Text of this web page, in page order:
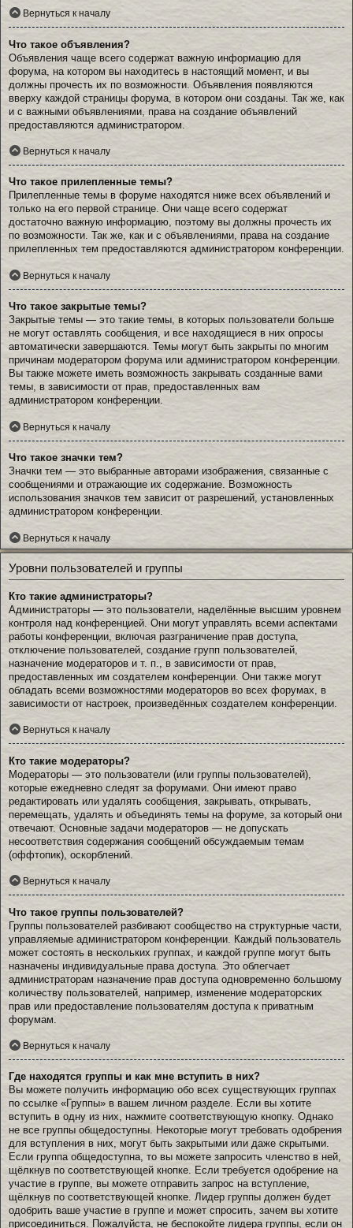
Вернуться к началу
Что такое объявления?
Объявления чаще всего содержат важную информацию для
форума, на котором вы находитесь в настоящий момент, и вы
должны прочесть их по возможности. Объявления появляются
вверху каждой страницы форума, в котором они созданы. Так же, как
и с важными объявлениями, права на создание объявлений
предоставляются администратором.
Вернуться к началу
Что такое прилепленные темы?
Прилепленные темы в форуме находятся ниже всех объявлений и
только на его первой странице. Они чаще всего содержат
достаточно важную информацию, поэтому вы должны прочесть их
по возможности. Так же, как и с объявлениями, права на создание
прилепленных тем предоставляются администратором конференции.
Вернуться к началу
Что такое закрытые темы?
Закрытые темы — это такие темы, в которых пользователи больше
не могут оставлять сообщения, и все находящиеся в них опросы
автоматически завершаются. Темы могут быть закрыты по многим
причинам модератором форума или администратором конференции.
Вы также можете иметь возможность закрывать созданные вами
темы, в зависимости от прав, предоставленных вам
администратором конференции.
Вернуться к началу
Что такое значки тем?
Значки тем — это выбранные авторами изображения, связанные с
сообщениями и отражающие их содержание. Возможность
использования значков тем зависит от разрешений, установленных
администратором конференции.
Вернуться к началу
Уровни пользователей и группы
Кто такие администраторы?
Администраторы — это пользователи, наделённые высшим уровнем
контроля над конференцией. Они могут управлять всеми аспектами
работы конференции, включая разграничение прав доступа,
отключение пользователей, создание групп пользователей,
назначение модераторов и т. п., в зависимости от прав,
предоставленных им создателем конференции. Они также могут
обладать всеми возможностями модераторов во всех форумах, в
зависимости от настроек, произведённых создателем конференции.
Вернуться к началу
Кто такие модераторы?
Модераторы — это пользователи (или группы пользователей),
которые ежедневно следят за форумами. Они имеют право
редактировать или удалять сообщения, закрывать, открывать,
перемещать, удалять и объединять темы на форуме, за который они
отвечают. Основные задачи модераторов — не допускать
несоответствия содержания сообщений обсуждаемым темам
(оффтопик), оскорблений.
Вернуться к началу
Что такое группы пользователей?
Группы пользователей разбивают сообщество на структурные части,
управляемые администратором конференции. Каждый пользователь
может состоять в нескольких группах, и каждой группе могут быть
назначены индивидуальные права доступа. Это облегчает
администраторам назначение прав доступа одновременно большому
количеству пользователей, например, изменение модераторских
прав или предоставление пользователям доступа к приватным
форумам.
Вернуться к началу
Где находятся группы и как мне вступить в них?
Вы можете получить информацию обо всех существующих группах
по ссылке «Группы» в вашем личном разделе. Если вы хотите
вступить в одну из них, нажмите соответствующую кнопку. Однако
не все группы общедоступны. Некоторые могут требовать одобрения
для вступления в них, могут быть закрытыми или даже скрытыми.
Если группа общедоступна, то вы можете запросить членство в ней,
щёлкнув по соответствующей кнопке. Если требуется одобрение на
участие в группе, вы можете отправить запрос на вступление,
щёлкнув по соответствующей кнопке. Лидер группы должен будет
одобрить ваше участие в группе и может спросить, зачем вы хотите
присоединиться. Пожалуйста, не беспокойте лидера группы, если он